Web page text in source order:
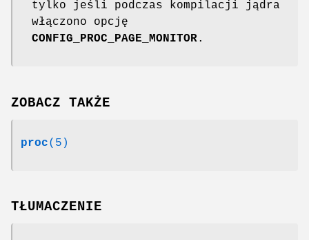
tylko jeśli podczas kompilacji jądra
włączono opcję
CONFIG_PROC_PAGE_MONITOR.
ZOBACZ TAKŻE
proc(5)
TŁUMACZENIE